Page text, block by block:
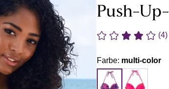
Push-
(4)
Farbe: multi-color